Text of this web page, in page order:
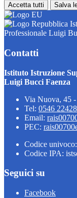
Accetta tutti Salva
Professionale Luigi
Contatti
Istituto Istruzione
Luigi Bucci Faenza
Via Nuova, 45
Tel: 0546 22428
Email:
PEC:
Codice
Codice IPA:
Seguici su
Facebook